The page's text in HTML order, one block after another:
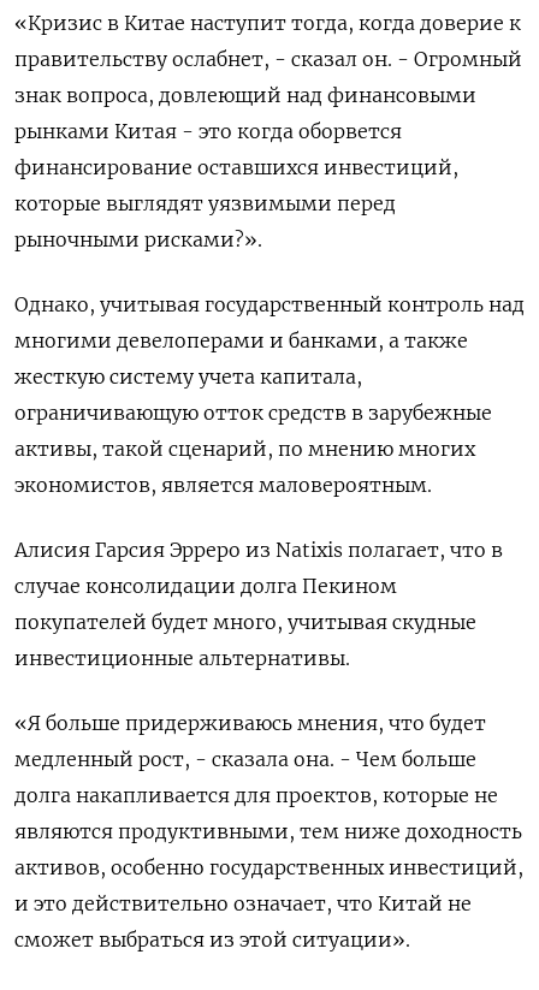
«Кризис в Китае наступит тогда, когда доверие к
правительству ослабнет, - сказал он. - Огромный
знак вопроса, довлеющий над финансовыми
рынками Китая - это когда оборвется
финансирование оставшихся инвестиций,
которые выглядят уязвимыми перед
рыночными рисками?».
Однако, учитывая государственный контроль над
многими девелоперами и банками, а также
жесткую систему учета капитала,
ограничивающую отток средств в зарубежные
активы, такой сценарий, по мнению многих
экономистов, является маловероятным.
Алисия Гарсия Эрреро из Natixis полагает, что в
случае консолидации долга Пекином
покупателей будет много, учитывая скудные
инвестиционные альтернативы.
«Я больше придерживаюсь мнения, что будет
медленный рост, - сказала она. - Чем больше
долга накапливается для проектов, которые не
являются продуктивными, тем ниже доходность
активов, особенно государственных инвестиций,
и это действительно означает, что Китай не
сможет выбраться из этой ситуации».